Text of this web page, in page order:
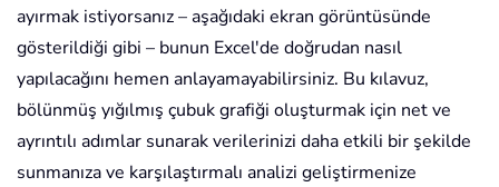
ayırmak istiyorsanız – aşağıdaki ekran görüntüsünde
gösterildiği gibi – bunun Excel'de doğrudan nasıl
yapılacağını hemen anlayamayabilirsiniz. Bu kılavuz,
bölünmüş yığılmış çubuk grafiği oluşturmak için net ve
ayrıntılı adımlar sunarak verilerinizi daha etkili bir şekilde
sunmanıza ve karşılaştırmalı analizi geliştirmenize